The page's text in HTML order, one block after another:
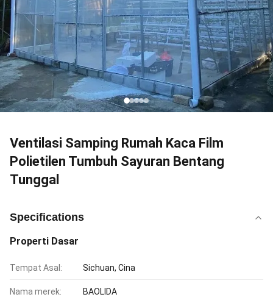
Ventilasi Samping Rumah Kaca Film
Polietilen Tumbuh Sayuran Bentang
Tunggal
Specifications
Properti Dasar
Tempat Asal: Sichuan, Cina
Nama merek: BAOLIDA